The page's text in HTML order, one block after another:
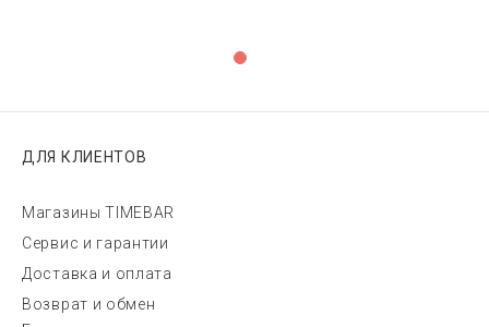
ДЛЯ КЛИЕНТОВ
Магазины TIMEBAR
Сервис и гарантии
Доставка и оплата
Возврат и обмен